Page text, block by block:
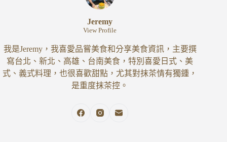
Jeremy
View Profile
我是Jeremy，我喜愛品嘗美食和分享美食資訊，主要撰
寫台北、新北、高雄、台南美食，特別喜愛日式、美
式、義式料理，也很喜歡甜點，尤其對抹茶情有獨鍾，
是重度抹茶控。